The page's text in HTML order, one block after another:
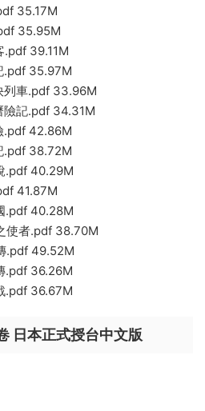
35.17M
35.95M
.pdf 39.11M
.pdf 35.97M
列車.pdf 33.96M
險記.pdf 34.31M
.pdf 42.86M
.pdf 38.72M
.pdf 40.29M
41.87M
.pdf 40.28M
使者.pdf 38.70M
.pdf 49.52M
.pdf 36.26M
.pdf 36.67M
日本正式授台中文版